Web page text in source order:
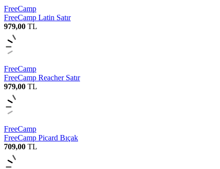
FreeCamp
FreeCamp Latin Satır
979,00 TL
FreeCamp
FreeCamp Reacher Satır
979,00 TL
FreeCamp
FreeCamp Picard Bıçak
709,00 TL